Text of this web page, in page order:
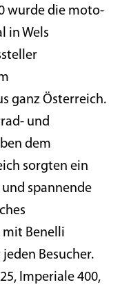
wurde die moto-
in Wels
ganz Österreich.
und
dem
sorgten ein
spannende
mit Benelli
Besucher.
Imperiale 400,